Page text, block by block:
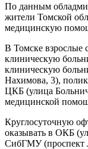
По данным
жители Томской
медицинскую
В Томске взрослые
клиническую
клиническую
Нахимова, 3),
ЦКБ (улица
медицинской
Круглосуточную
оказывать в ОКБ
СибГМУ (проспект